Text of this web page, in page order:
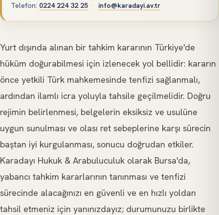
Telefon: 0224 224 32 25 · info@karadayi.av.tr
Yurt dışında alınan bir tahkim kararının Türkiye'de
hüküm doğurabilmesi için izlenecek yol bellidir: kararın
önce yetkili Türk mahkemesinde tenfizi sağlanmalı,
ardından ilamlı icra yoluyla tahsile geçilmelidir. Doğru
rejimin belirlenmesi, belgelerin eksiksiz ve usulüne
uygun sunulması ve olası ret sebeplerine karşı sürecin
baştan iyi kurgulanması, sonucu doğrudan etkiler.
Karadayı Hukuk & Arabuluculuk olarak Bursa'da,
yabancı tahkim kararlarının tanınması ve tenfizi
sürecinde alacağınızı en güvenli ve en hızlı yoldan
tahsil etmeniz için yanınızdayız; durumunuzu birlikte